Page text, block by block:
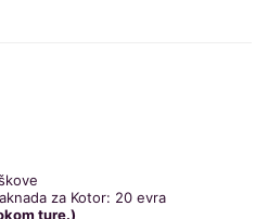
za Kotor: 20 evra
ture.)